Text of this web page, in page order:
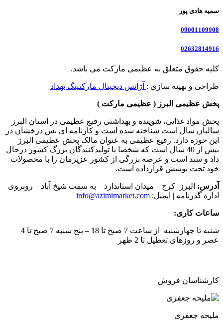
سمیه هادی پور
09001109908
02632814916
کلیه حقوق متعلق به عظیمی مارکت می باشد.
طراحی و بهینه سازی : آژانس دیجیتال مارکتینگ بهداد
پخش عظیمی البرز ( عظیمی مارکت )
پخش مواد غذایی، شوینده و بهداشتی رفیع عظیمی در استان البرز
سالیان سال است شناخته شده است و کارنامه ای بس درخشان در
این حوزه دارد. رفیع عظیمی به عنوان مالک پخش عظیمی البرز
بیش از 40 سال است که شخصا با تولیدکنندگان بزرگ کشور درحال
داد و ستد است و عرصه بزرگی از کشور عزیزمان را با محصولات
خود تحت پوشش قرارداده است.
آدرس: البرز- کرج – میدان استاندارد – به سمت شیخ آباد – روبروی
اداره گذرنامه | ایمیل: info@azimimarket.com
ساعات کاری:
شنبه تا چهارشنبه از ساعت 7 صبح تا 18 – پنج شنبه 7 صبح تا 4
عصر و روزهای تعطیل تا 2 ظهر
کارشناسان فروش
ملیحه جعفری